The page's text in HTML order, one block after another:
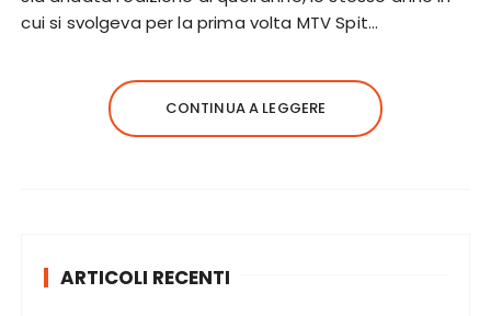
cui si svolgeva per la prima volta MTV Spit…
CONTINUA A LEGGERE
ARTICOLI RECENTI